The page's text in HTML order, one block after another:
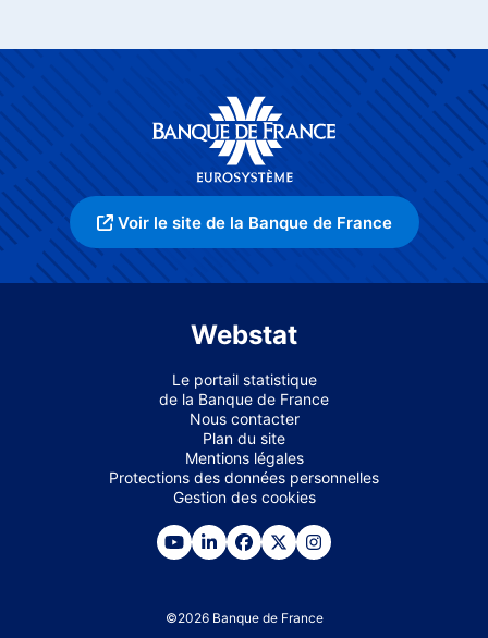
Voir le site de la Banque de France
Webstat
Le portail statistique
de la Banque de France
Nous contacter
Plan du site
Mentions légales
Protections des données personnelles
Gestion des cookies
©2026 Banque de France